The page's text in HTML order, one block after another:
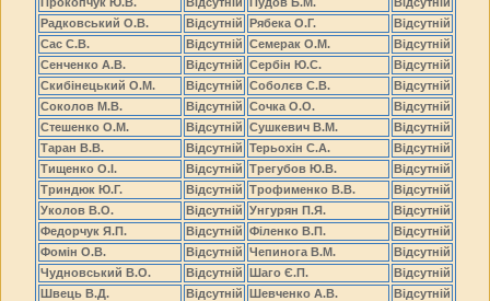
Радковський О.В.
Відсутній Рябека О.Г.
Відсутній
Сас С.В.
Відсутній Семерак О.М.
Відсутній
Сенченко А.В.
Відсутній Сербін Ю.С.
Відсутній
Скибінецький О.М.
Відсутній Соболєв С.В.
Відсутній
Соколов М.В.
Відсутній Сочка О.О.
Відсутній
Стешенко О.М.
Відсутній Сушкевич В.М.
Відсутній
Таран В.В.
Відсутній Терьохін С.А.
Відсутній
Тищенко О.І.
Відсутній Трегубов Ю.В.
Відсутній
Триндюк Ю.Г.
Відсутній Трофименко В.В.
Відсутній
Уколов В.О.
Відсутній Унгурян П.Я.
Відсутній
Федорчук Я.П.
Відсутній Філенко В.П.
Відсутній
Фомін О.В.
Відсутній Чепинога В.М.
Відсутній
Чудновський В.О.
Відсутній Шаго Є.П.
Відсутній
Швець В.Д.
Відсутній Шевченко А.В.
Відсутній